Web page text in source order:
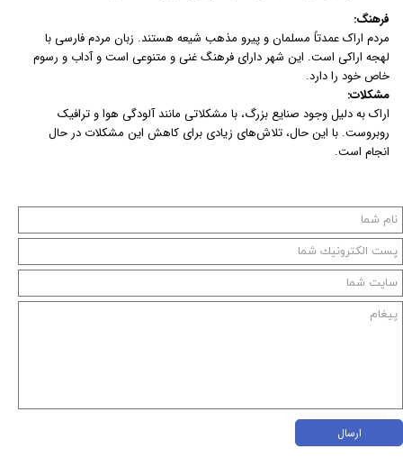
فرهنگ:
مردم اراک عمدتاً مسلمان و پیرو مذهب شیعه هستند. زبان مردم فارسی با
لهجه اراکی است. این شهر دارای فرهنگ غنی و متنوعی است و آداب و رسوم
خاص خود را دارد.
مشکلات:
اراک به دلیل وجود صنایع بزرگ، با مشکلاتی مانند آلودگی هوا و ترافیک
روبروست. با این حال، تلاش‌های زیادی برای کاهش این مشکلات در حال
انجام است.
ارسال